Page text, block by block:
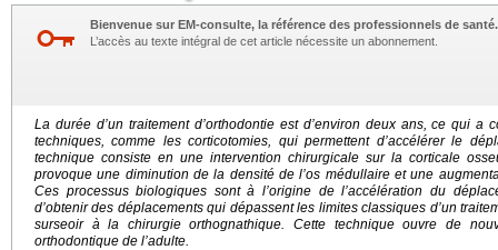
Bienvenue sur EM-consulte, la référence des professionnels de santé.
L’accès au texte intégral de cet article nécessite un abonnement.
La durée d’un traitement d’orthodontie est d’environ deux ans, ce qui a
techniques, comme les corticotomies, qui permettent d’accélérer le
technique consiste en une intervention chirurgicale sur la corticale
provoque une diminution de la densité de l’os médullaire et une
Ces processus biologiques sont à l’origine de l’accélération du
d’obtenir des déplacements qui dépassent les limites classiques d’un
surseoir à la chirurgie orthognathique. Cette technique ouvre de
orthodontique de l’adulte.